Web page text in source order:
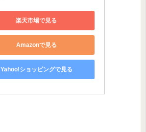
楽天市場で見る
Amazonで見る
Yahoo!ショッピングで見る